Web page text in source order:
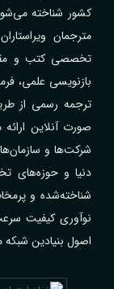
کشور شناخته
مترجمان
تخصصی کتب و
بازنویسی علمی،
ترجمه رسمی از
صورت آنلاین
دنیا و حوزه‌های
شناخته‌شده و
نوآوری کیفیت
اصول بنیادین